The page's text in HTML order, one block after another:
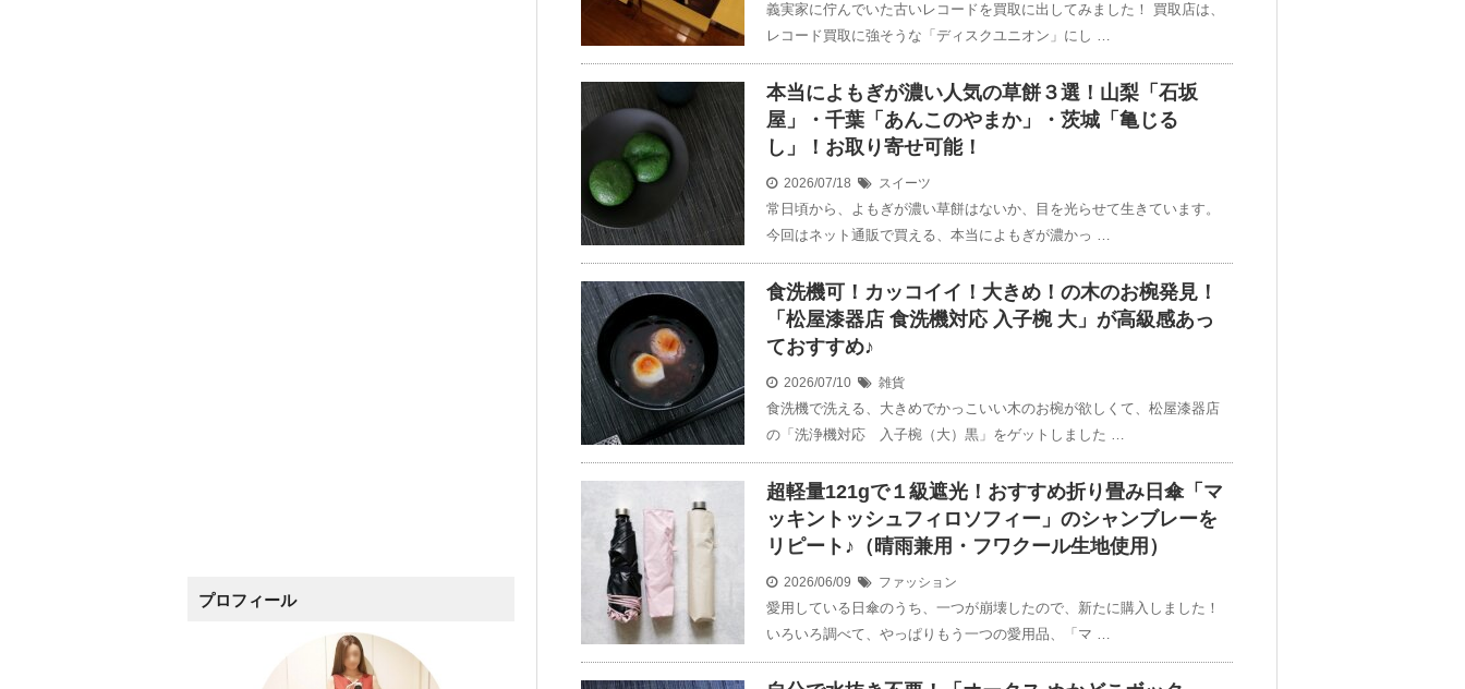
義実家に佇んでいた古いレコードを買取に出してみました！ 買取店は、
レコード買取に強そうな「ディスクユニオン」にし …
本当によもぎが濃い人気の草餅３選！山梨「石坂
屋」・千葉「あんこのやまか」・茨城「亀じる
し」！お取り寄せ可能！
2026/07/18 スイーツ
常日頃から、よもぎが濃い草餅はないか、目を光らせて生きています。
今回はネット通販で買える、本当によもぎが濃かっ …
食洗機可！カッコイイ！大きめ！の木のお椀発見！
「松屋漆器店 食洗機対応 入子椀 大」が高級感あっ
ておすすめ♪
2026/07/10 雑貨
食洗機で洗える、大きめでかっこいい木のお椀が欲しくて、松屋漆器店
の「洗浄機対応 入子椀（大）黒」をゲットしました …
超軽量121gで１級遮光！おすすめ折り畳み日傘「マ
ッキントッシュフィロソフィー」のシャンブレーを
リピート♪（晴雨兼用・フワクール生地使用）
2026/06/09 ファッション
愛用している日傘のうち、一つが崩壊したので、新たに購入しました！
いろいろ調べて、やっぱりもう一つの愛用品、「マ …
プロフィール